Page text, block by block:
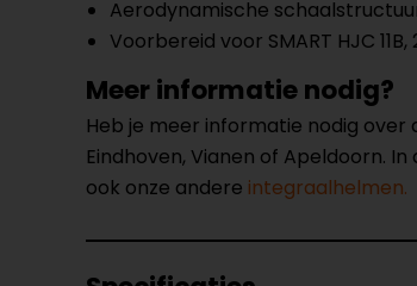
Aerodynamische
Voorbereid voor SMART HJC
Meer informatie nodig?
Heb je meer informatie nodig
Eindhoven, Vianen of Apeldoorn.
ook onze andere integraalhelmen.